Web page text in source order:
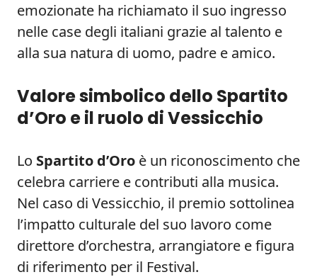
emozionate ha richiamato il suo ingresso
nelle case degli italiani grazie al talento e
alla sua natura di uomo, padre e amico.
Valore simbolico dello Spartito
d’Oro e il ruolo di Vessicchio
Lo Spartito d’Oro è un riconoscimento che
celebra carriere e contributi alla musica.
Nel caso di Vessicchio, il premio sottolinea
l’impatto culturale del suo lavoro come
direttore d’orchestra, arrangiatore e figura
di riferimento per il Festival.